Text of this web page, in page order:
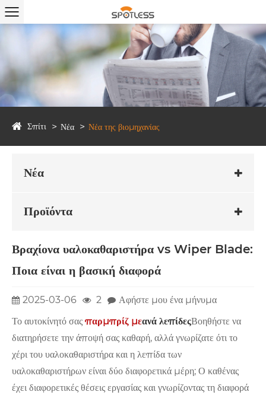
Σπίτι Νέα Νέα της βιομηχανίας
Νέα
Προϊόντα
Βραχίονα υαλοκαθαριστήρα vs Wiper Blade:
Ποια είναι η βασική διαφορά
2025-03-06 2
Αφήστε μου ένα μήνυμα
Το αυτοκίνητό σας παρμπρίζ μεανά λεπίδεςΒοηθήστε να
διατηρήσετε την άποψή σας καθαρή, αλλά γνωρίζατε ότι το
χέρι του υαλοκαθαριστήρα και η λεπίδα των
υαλοκαθαριστήρων είναι δύο διαφορετικά μέρη; Ο καθένας
έχει διαφορετικές θέσεις εργασίας και γνωρίζοντας τη διαφορά